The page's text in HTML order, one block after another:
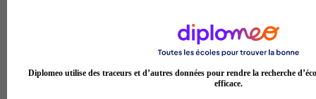
Master Informatique à Paris
BTS Communication à Bordeaux
Diplomeo utilise des traceurs et d’autres données pour rendre la recherche
efficace.